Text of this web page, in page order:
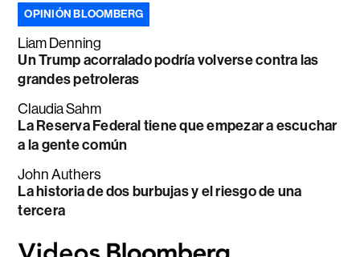
OPINIÓN BLOOMBERG
Liam Denning
Un Trump acorralado podría volverse contra las
grandes petroleras
Claudia Sahm
La Reserva Federal tiene que empezar a escuchar
a la gente común
John Authers
La historia de dos burbujas y el riesgo de una
tercera